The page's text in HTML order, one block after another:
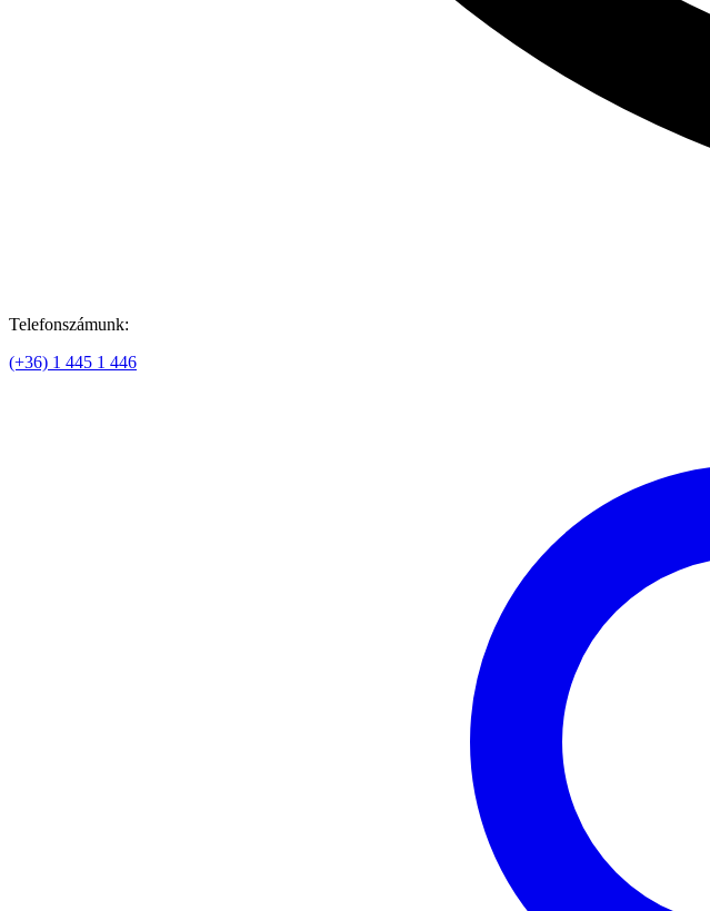
Telefonszámunk:
(+36) 1 445 1 446